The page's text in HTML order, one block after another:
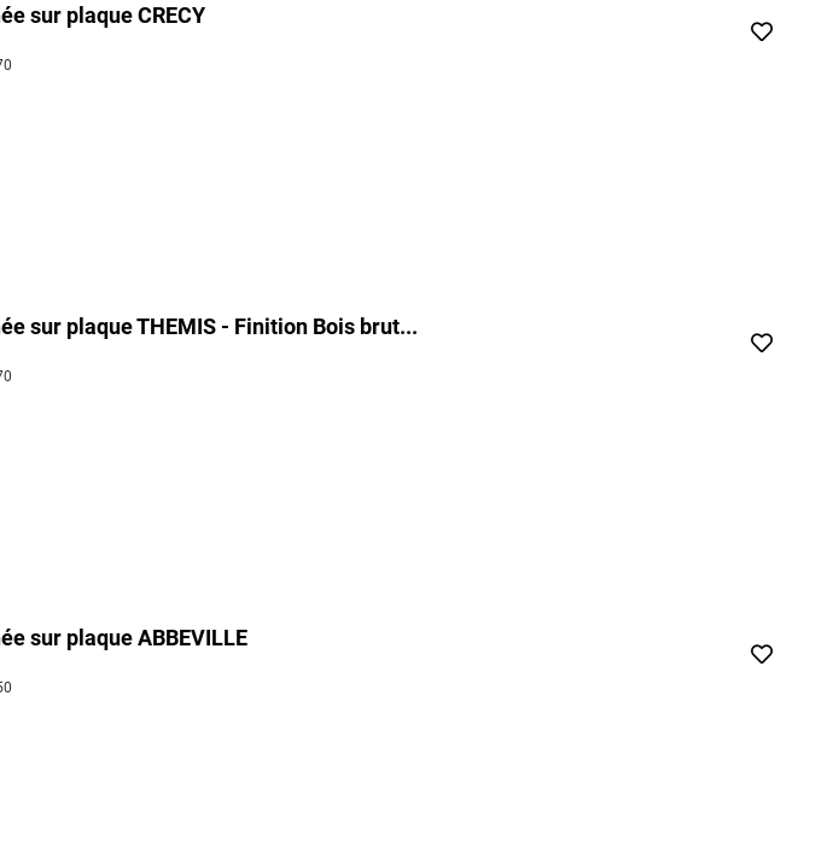
sur plaque CRECY
sur plaque THEMIS - Finition Bois brut...
sur plaque ABBEVILLE